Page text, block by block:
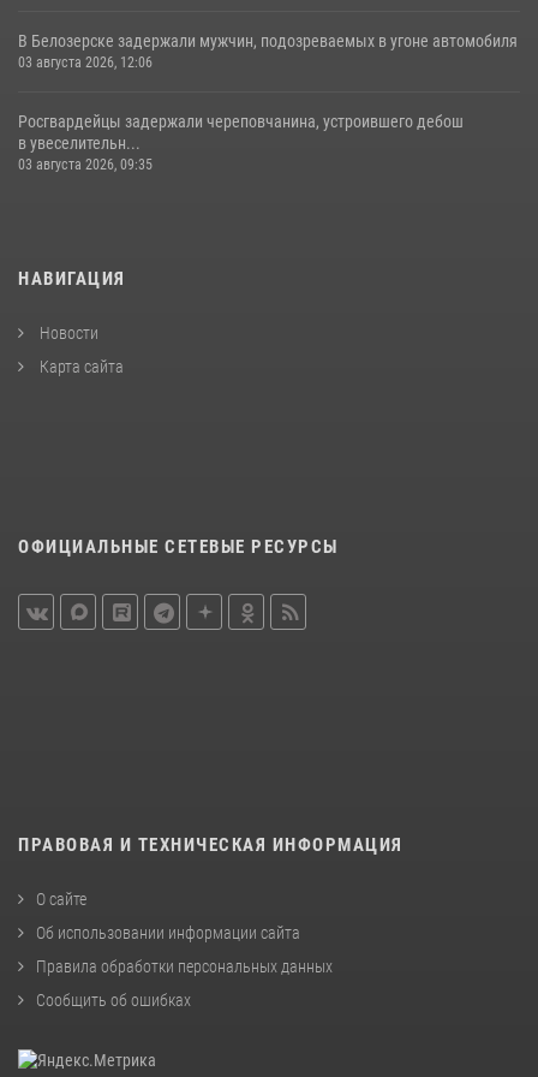
В Белозерске задержали мужчин, подозреваемых в угоне автомобиля
03 августа 2026, 12:06
Росгвардейцы задержали череповчанина, устроившего дебош
в увеселительн...
03 августа 2026, 09:35
НАВИГАЦИЯ
Новости
Карта сайта
ОФИЦИАЛЬНЫЕ СЕТЕВЫЕ РЕСУРСЫ
ПРАВОВАЯ И ТЕХНИЧЕСКАЯ ИНФОРМАЦИЯ
О сайте
Об использовании информации сайта
Правила обработки персональных данных
Сообщить об ошибках